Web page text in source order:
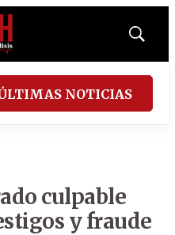
Mostrar
NOTICIAS
culpable
y fraude